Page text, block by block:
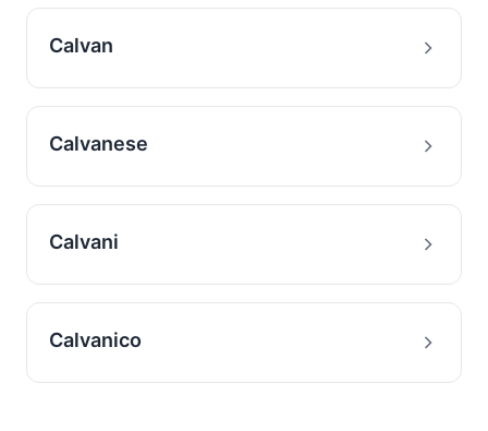
Calvan
Calvanese
Calvani
Calvanico